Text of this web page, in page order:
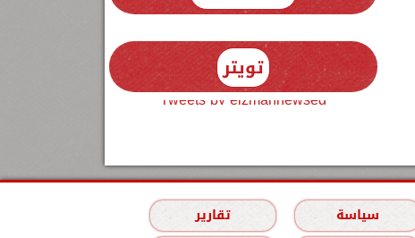
تويتر
Tweets by elzmannewseg
سياسة
تقارير